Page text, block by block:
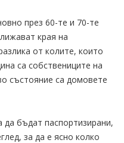
през 60-те и 70-те
края на
от колите, които
са собствениците на
състояние са домовете
да бъдат паспортизирани,
за да е ясно колко